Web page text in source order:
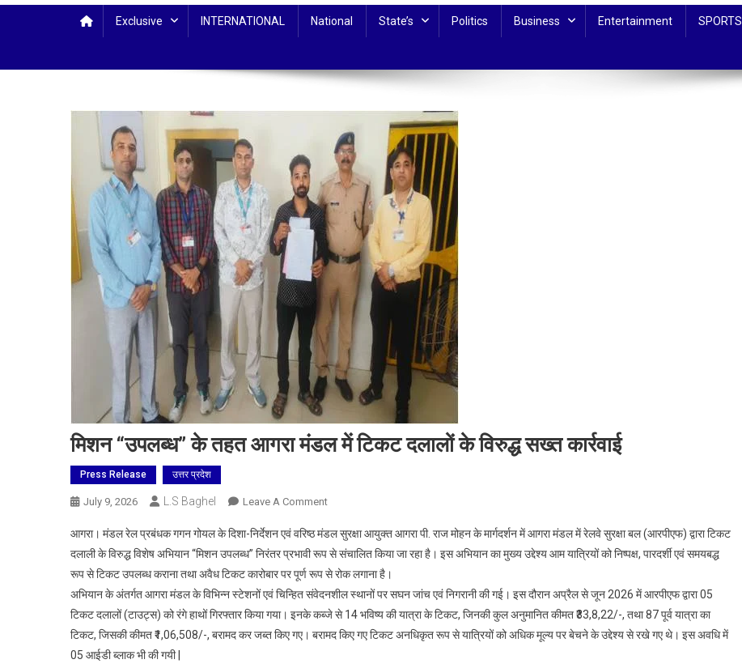
Exclusive INTERNATIONAL National State’s Politics Business Entertainment SPORTS
मिशन “उपलब्ध” के तहत आगरा मंडल में टिकट दलालों के विरुद्ध सख्त कार्रवाई
Press Release उत्तर प्रदेश
July 9, 2026 L.S Baghel Leave A CommentOn
“उपलब्ध”
के
तहत
आगरा
मंडल
में
आगरा। मंडल रेल प्रबंधक गगन गोयल के दिशा-निर्देशन एवं वरिष्ठ मंडल सुरक्षा आयुक्त आगरा पी. राज मोहन के मार्गदर्शन में आगरा मंडल में रेलवे सुरक्षा बल (आरपीएफ) द्वारा टिकट
दलाली के विरुद्ध विशेष अभियान “मिशन उपलब्ध” निरंतर प्रभावी रूप से संचालित किया जा रहा है। इस अभियान का मुख्य उद्देश्य आम यात्रियों को निष्पक्ष, पारदर्शी एवं समयबद्ध
रूप से टिकट उपलब्ध कराना तथा अवैध टिकट कारोबार पर पूर्ण रूप से रोक लगाना है।
अभियान के अंतर्गत आगरा मंडल के विभिन्न स्टेशनों एवं चिन्हित संवेदनशील स्थानों पर सघन जांच एवं निगरानी की गई। इस दौरान अप्रैल से जून 2026 में आरपीएफ द्वारा 05
टिकट दलालों (टाउट्स) को रंगे हाथों गिरफ्तार किया गया। इनके कब्जे से 14 भविष्य की यात्रा के टिकट, जिनकी कुल अनुमानित कीमत ₹33,8,22/-, तथा 87 पूर्व यात्रा का
टिकट, जिसकी कीमत ₹1,06,508/-, बरामद कर जब्त किए गए। बरामद किए गए टिकट अनधिकृत रूप से यात्रियों को अधिक मूल्य पर बेचने के उद्देश्य से रखे गए थे। इस अवधि में
05 आईडी ब्लाक भी की गयी |